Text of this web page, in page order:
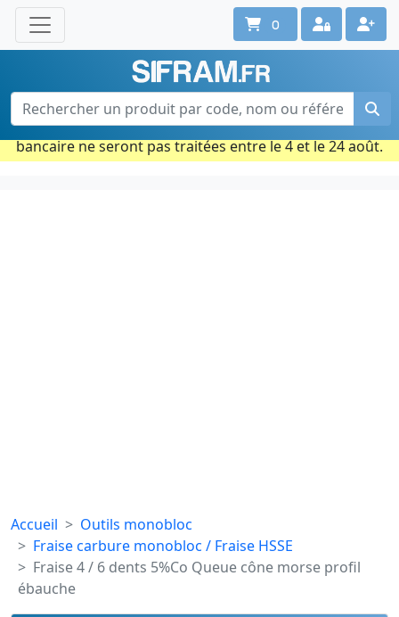
Une question ? Un conseil ?
Contactez-nous au 02 40 92 17 71
Ouvert du lun. au vend. de 08h à 18h
Période estivale : Les commandes prises par carte
bancaire ne seront pas traitées entre le 4 et le 24 août.
0
Accueil
Outils monobloc
Fraise carbure monobloc / Fraise HSSE
Fraise 4 / 6 dents 5%Co Queue cône morse profil
ébauche